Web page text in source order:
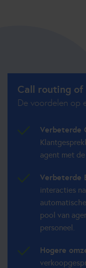
Call routing
De voordelen op
Verbeterde
agent met
Verbeterde
interacties
pool van
personeel.
Hogere